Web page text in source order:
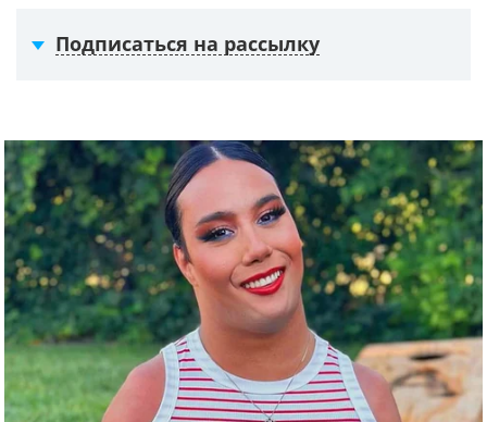
Подписаться на рассылку